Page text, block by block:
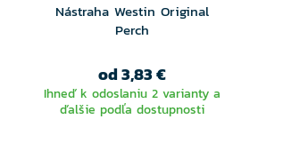
Nástraha Westin Original
Perch
od 3,83 €
Ihneď k odoslaniu 2 varianty a
ďalšie podľa dostupnosti